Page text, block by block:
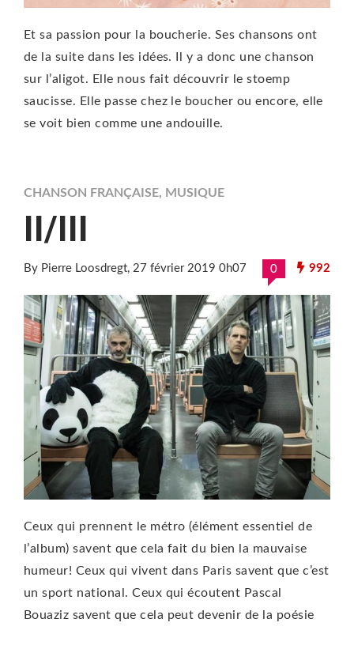
Et sa passion pour la boucherie. Ses chansons ont
de la suite dans les idées. Il y a donc une chanson
sur l’aligot. Elle nous fait découvrir le stoemp
saucisse. Elle passe chez le boucher ou encore, elle
se voit bien comme une andouille.
CHANSON FRANÇAISE, MUSIQUE
II/III
By Pierre Loosdregt, 27 février 2019 0h07 0 992
Ceux qui prennent le métro (élément essentiel de
l’album) savent que cela fait du bien la mauvaise
humeur! Ceux qui vivent dans Paris savent que c’est
un sport national. Ceux qui écoutent Pascal
Bouaziz savent que cela peut devenir de la poésie